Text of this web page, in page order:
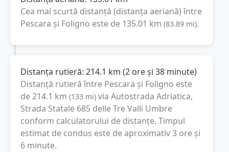
Cea mai scurtă distanță (distanța aeriană) între
Pescara și Foligno este de 135.01 km (83.89 mi).
Distanța rutieră: 214.1 km (2 ore și 38 minute)
Distanță rutieră între Pescara și Foligno este
de214.1 km (133 mi) via Autostrada Adriatica,
Strada Statale 685 delle Tre Valli Umbre
conform calculatorului de distanțe. Timpul
estimat de condus este de aproximativ3 ore și
6 minute.